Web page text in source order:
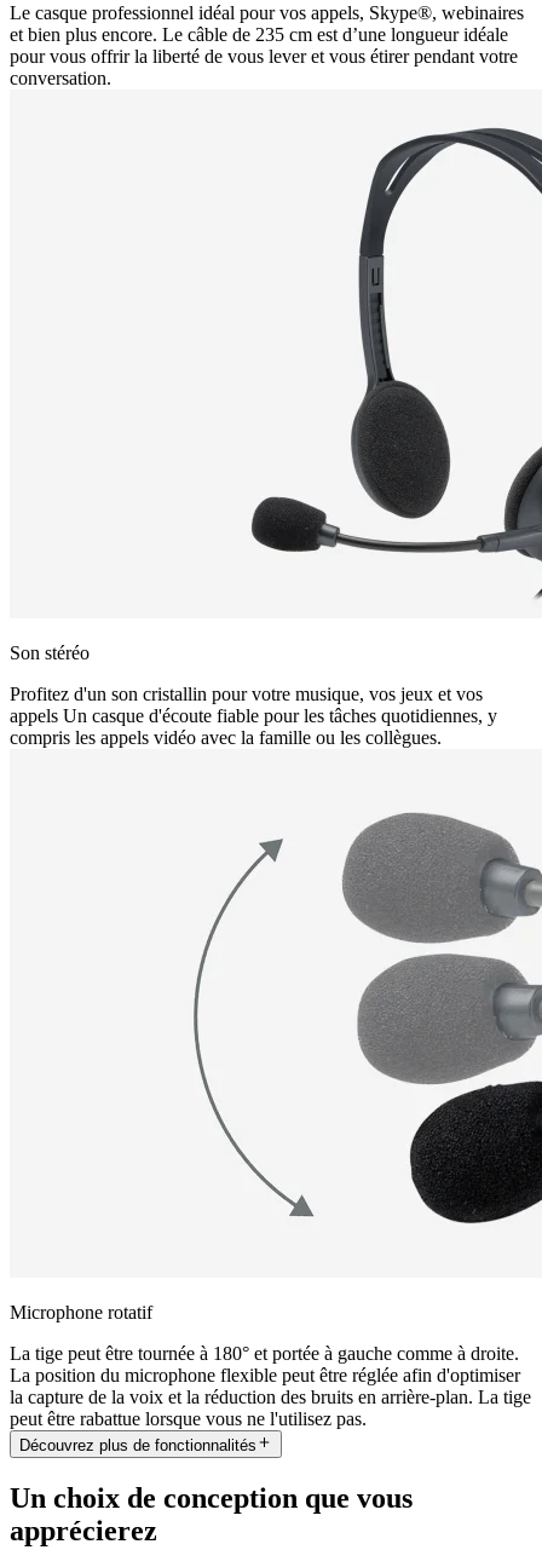
Le casque professionnel idéal pour vos appels, Skype®, webinaires
et bien plus encore. Le câble de 235 cm est d’une longueur idéale
pour vous offrir la liberté de vous lever et vous étirer pendant votre
conversation.
Son stéréo
Profitez d'un son cristallin pour votre musique, vos jeux et vos
appels Un casque d'écoute fiable pour les tâches quotidiennes, y
compris les appels vidéo avec la famille ou les collègues.
Microphone rotatif
La tige peut être tournée à 180° et portée à gauche comme à droite.
La position du microphone flexible peut être réglée afin d'optimiser
la capture de la voix et la réduction des bruits en arrière-plan. La tige
peut être rabattue lorsque vous ne l'utilisez pas.
Découvrez plus de fonctionnalités
Un choix de conception que vous
apprécierez